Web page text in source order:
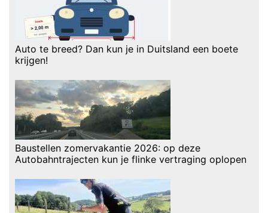
Auto te breed? Dan kun je in Duitsland een boete
krijgen!
Baustellen zomervakantie 2026: op deze
Autobahntrajecten kun je flinke vertraging oplopen